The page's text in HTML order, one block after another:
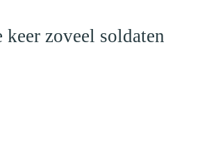
zoveel soldaten